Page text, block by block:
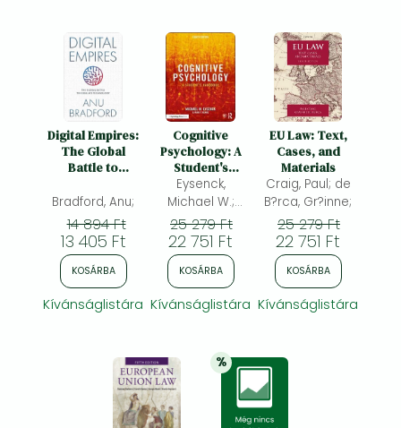
Digital Empires:
The Global
Battle to
Technology
Bradford, Anu;
14 894 Ft
13 405 Ft
KOSÁRBA
Kívánságlistára
Cognitive
Psychology: A
Student's
Handbook
Eysenck,
Michael W.;
Keane, Mark T.;
25 279 Ft
22 751 Ft
KOSÁRBA
Kívánságlistára
EU Law: Text,
Cases, and
Materials
Craig, Paul; de
B?rca, Gr?inne;
25 279 Ft
22 751 Ft
KOSÁRBA
Kívánságlistára
20%
% kedvezmény